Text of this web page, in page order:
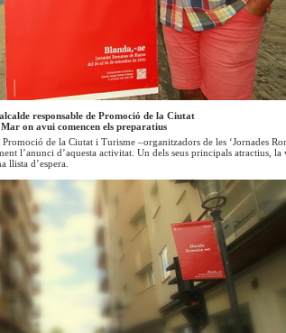
responsable de Promoció de la Ciutat
on avui comencen els preparatius
de la Ciutat i Turisme –organitzadors de les ‘Jornades
l’anunci d’aquesta activitat. Un dels seus principals atractius, la
llista d’espera.